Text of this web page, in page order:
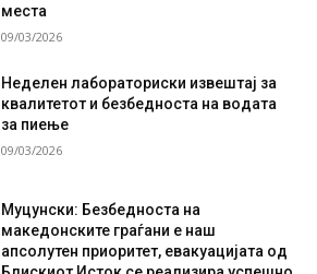
места
09/03/2026
Неделен лабораториски извештај за
квалитетот и безбедноста на водата
за пиење
09/03/2026
Муцунски: Безбедноста на
македонските граѓани е наш
апсолутен приоритет, евакуацијата од